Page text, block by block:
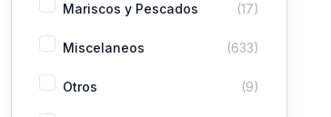
Mariscos y Pescados (17)
Miscelaneos (633)
Otros (9)